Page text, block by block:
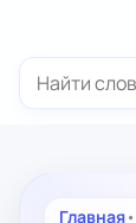
содержимому
Поиск:
Главная•